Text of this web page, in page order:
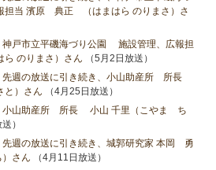
担当 濱原 典正 （はまはら のりまさ）さ
神戸市立平磯海づり公園 施設管理、広報担
のりまさ）さん （5月2日放送）
先週の放送に引き続き、小山助産所 所長
）さん （4月25日放送）
小山助産所 所長 小山​ 千里（こやま ち
）
先週の放送に引き続き、城郭研究家 本岡 勇
さん （4月11日放送）